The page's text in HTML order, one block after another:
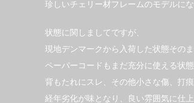
珍しいチェリー材フレームのモデルにな
状態に関しましてですが、
現地デンマークから入荷した状態そのま
ペーパーコードもまだ充分に使える状
背もたれにスレ、その他小さな傷、打
経年劣化が味となり、良い雰囲気に仕上